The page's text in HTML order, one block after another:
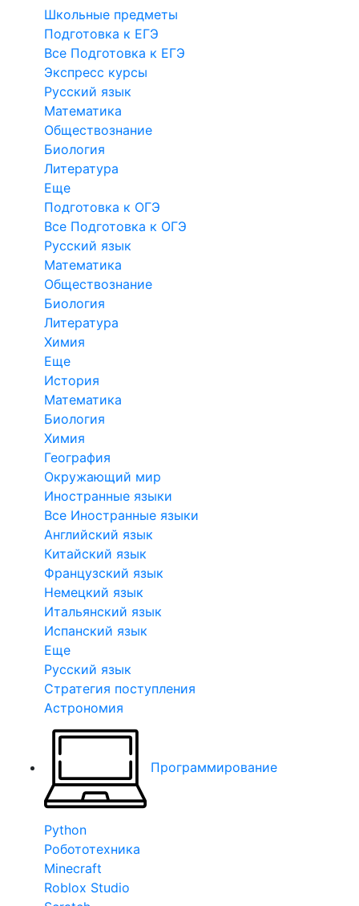
Школьные предметы
Подготовка к ЕГЭ
Все Подготовка к ЕГЭ
Экспресс курсы
Русский язык
Математика
Обществознание
Биология
Литература
Еще
Подготовка к ОГЭ
Все Подготовка к ОГЭ
Русский язык
Математика
Обществознание
Биология
Литература
Химия
Еще
История
Математика
Биология
Химия
География
Окружающий мир
Иностранные языки
Все Иностранные языки
Английский язык
Китайский язык
Французский язык
Немецкий язык
Итальянский язык
Испанский язык
Еще
Русский язык
Стратегия поступления
Астрономия
Программирование
Python
Робототехника
Minecraft
Roblox Studio